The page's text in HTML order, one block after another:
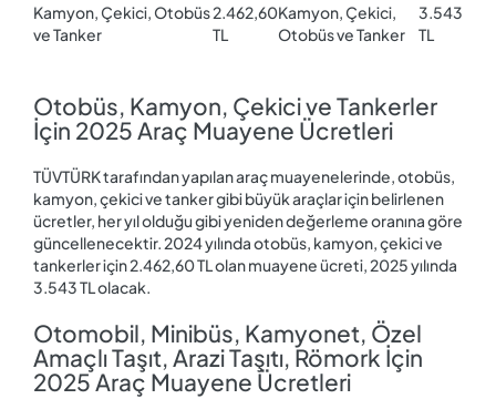
Kamyon, Çekici, Otobüs
ve Tanker
2.462,60
TL
Kamyon, Çekici,
Otobüs ve Tanker
3.543
TL
Otobüs, Kamyon, Çekici ve Tankerler
İçin 2025 Araç Muayene Ücretleri
TÜVTÜRK tarafından yapılan araç muayenelerinde, otobüs,
kamyon, çekici ve tanker gibi büyük araçlar için belirlenen
ücretler, her yıl olduğu gibi yeniden değerleme oranına göre
güncellenecektir. 2024 yılında otobüs, kamyon, çekici ve
tankerler için 2.462,60 TL olan muayene ücreti, 2025 yılında
3.543 TL olacak.
Otomobil, Minibüs, Kamyonet, Özel
Amaçlı Taşıt, Arazi Taşıtı, Römork İçin
2025 Araç Muayene Ücretleri